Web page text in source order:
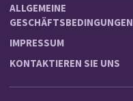
ALLGEMEINE
GESCHÄFTSBEDINGUNGEN
IMPRESSUM
KONTAKTIEREN SIE UNS